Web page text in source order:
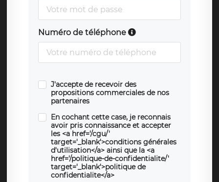
Numéro de téléphone
J'accepte de recevoir des
propositions commerciales de nos
partenaires
En cochant cette case, je reconnais
avoir pris connaissance et accepter
les <a href='/cgu/'
target='_blank'>conditions générales
d'utilisation</a> ainsi que la <a
href='/politique-de-confidentialite/'
target='_blank'>politique de
confidentialite</a>